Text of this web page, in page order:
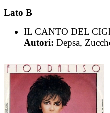
Lato B
IL CANTO DEL
Autori: Depsa,